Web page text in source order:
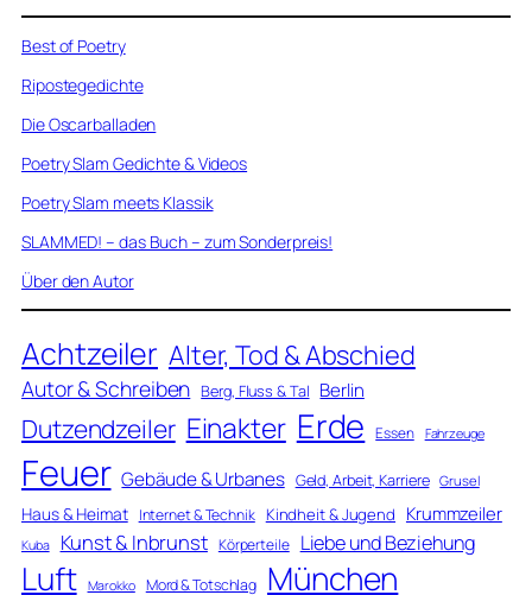
Best of Poetry
Ripostegedichte
Die Oscarballaden
Poetry Slam Gedichte & Videos
Poetry Slam meets Klassik
SLAMMED! – das Buch – zum Sonderpreis!
Über den Autor
Achtzeiler Alter, Tod & Abschied
Autor & Schreiben Berg, Fluss & Tal Berlin
Dutzendzeiler Einakter Erde Essen Fahrzeuge
Feuer Gebäude & Urbanes Geld, Arbeit, Karriere Grusel
Haus & Heimat Internet & Technik Kindheit & Jugend Krummzeiler
Kuba Kunst & Inbrunst Körperteile Liebe und Beziehung
Luft Marokko Mord & Totschlag München